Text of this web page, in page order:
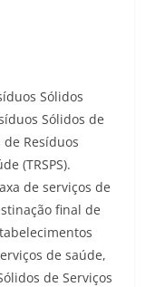
Sólidos
Sólidos de
de Resíduos
(TRSPS).
de serviços de
final de
de saúde,
de Serviços